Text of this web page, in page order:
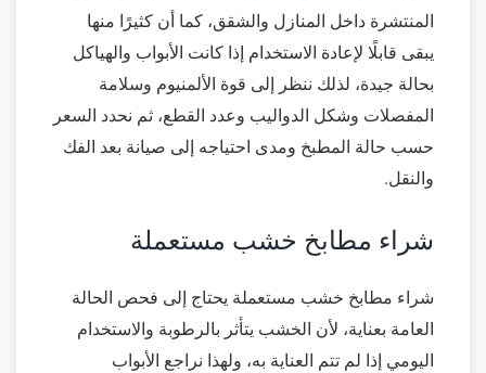
المنتشرة داخل المنازل والشقق، كما أن كثيرًا منها
يبقى قابلًا لإعادة الاستخدام إذا كانت الأبواب والهياكل
بحالة جيدة، لذلك ننظر إلى قوة الألمنيوم وسلامة
المفصلات وشكل الدواليب وعدد القطع، ثم نحدد السعر
حسب حالة المطبخ ومدى احتياجه إلى صيانة بعد الفك
والنقل.
شراء مطابخ خشب مستعملة
شراء مطابخ خشب مستعملة يحتاج إلى فحص الحالة
العامة بعناية، لأن الخشب يتأثر بالرطوبة والاستخدام
اليومي إذا لم تتم العناية به، ولهذا نراجع الأبواب